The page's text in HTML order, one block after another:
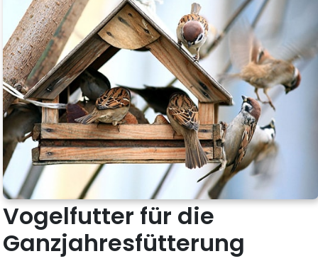
Vogelfutter für die
Ganzjahresfütterung